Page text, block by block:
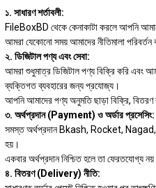
১. সাধারণ শর্তাবলী:
FileBoxBD থেকে কেনাকাটা করলে আপনি
আমরা যেকোনো সময় আমাদের নীতিমালা
২. ডিজিটাল পণ্য এবং সেবা:
আমরা শুধুমাত্র ডিজিটাল পণ্য বিক্রি করি এবং
ব্যক্তিগত ব্যবহারের জন্য প্রযোজ্য।
আপনি আমাদের পণ্য অনুমতি ছাড়া বিক্রি, বিতরণ
৩. অর্থপ্রদান (Payment) ও অর্ডার প্রসেসিং:
সমস্ত অর্থপ্রদান Bkash, Rocket, Nagad,
হয়।
একবার অর্থপ্রদান নিশ্চিত হলে তা ফেরতযোগ্য
৪. বিতরণ (Delivery) নীতি: